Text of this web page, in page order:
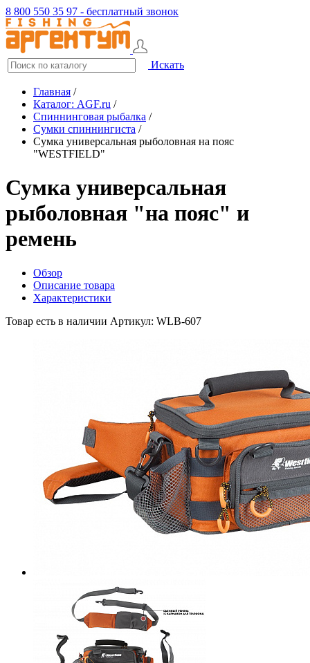
8 800 550 35 97 - бесплатный звонок
Искать
Главная /
Каталог: AGF.ru /
Спиннинговая рыбалка /
Сумки спиннингиста /
Сумка универсальная рыболовная на пояс
"WESTFIELD"
Сумка универсальная
рыболовная "на пояс" и
ремень
Обзор
Описание товара
Характеристики
Товар есть в наличии Артикул: WLB-607